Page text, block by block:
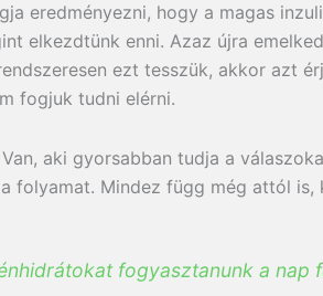
eredményezni, hogy a magas
elkezdtünk enni. Azaz újra
ezt tesszük, akkor azt
fogjuk tudni elérni.
aki gyorsabban tudja a
folyamat. Mindez függ még attól
fogyasztanunk a nap